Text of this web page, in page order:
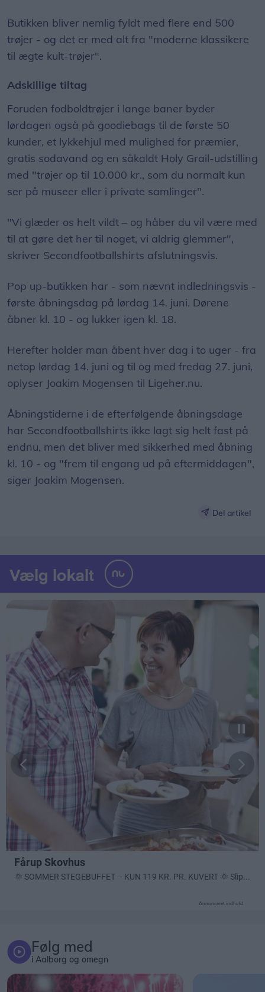
Butikken bliver nemlig fyldt med flere end 500
trøjer - og det er med alt fra "moderne klassikere
til ægte kult-trøjer".
Adskillige tiltag
Foruden fodboldtrøjer i lange baner byder
lørdagen også på goodiebags til de første 50
kunder, et lykkehjul med mulighed for præmier,
gratis sodavand og en såkaldt Holy Grail-udstilling
med "trøjer op til 10.000 kr., som du normalt kun
ser på museer eller i private samlinger".
"Vi glæder os helt vildt – og håber du vil være med
til at gøre det her til noget, vi aldrig glemmer",
skriver Secondfootballshirts afslutningsvis.
Pop up-butikken har - som nævnt indledningsvis -
første åbningsdag på lørdag 14. juni. Dørene
åbner kl. 10 - og lukker igen kl. 18.
Herefter holder man åbent hver dag i to uger - fra
netop lørdag 14. juni og til og med fredag 27. juni,
oplyser Joakim Mogensen til Ligeher.nu.
Åbningstiderne i de efterfølgende åbningsdage
har Secondfootballshirts ikke lagt sig helt fast på
endnu, men det bliver med sikkerhed med åbning
kl. 10 - og "frem til engang ud på eftermiddagen",
siger Joakim Mogensen.
Del artikel
Annonceret indhold
Følg med
i Aalborg og omegn